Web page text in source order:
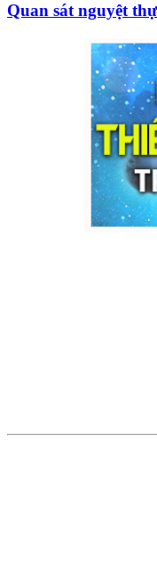
Quan sát nguyệt